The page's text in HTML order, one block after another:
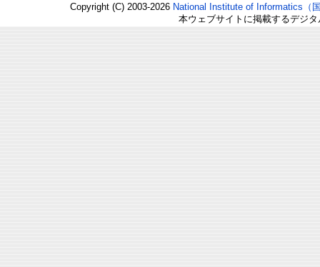
Copyright (C) 2003-2026 National Institute of Informatics（
本ウェブサイトに掲載するデジ